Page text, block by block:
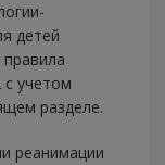
детей
учетом
разделе.
реанимации